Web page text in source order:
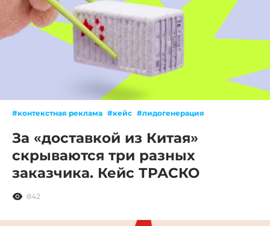
#контекстная реклама #кейс #лидогенерация
За «доставкой из Китая»
скрываются три разных
заказчика. Кейс ТРАСКО
842